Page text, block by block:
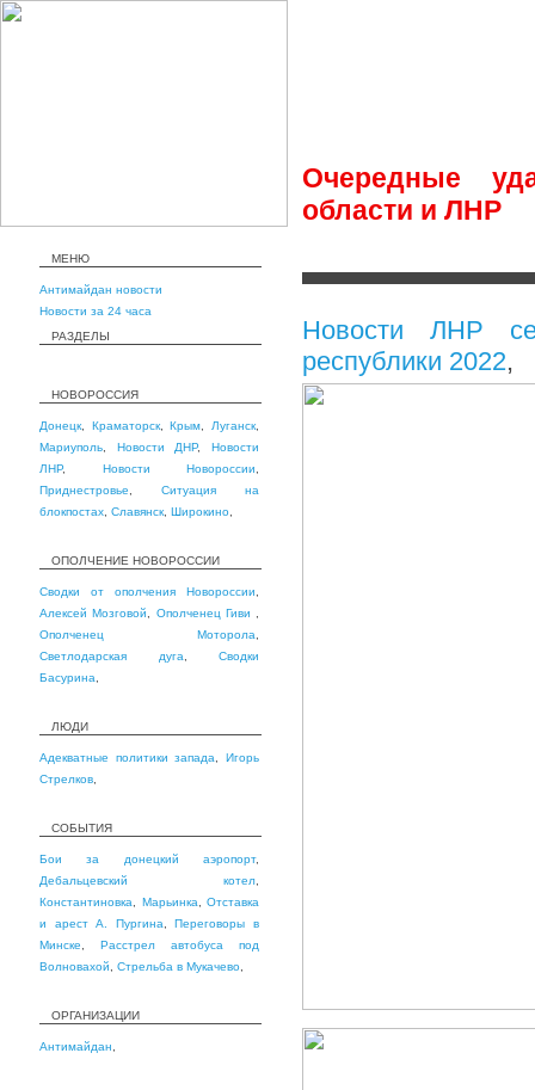
Очередные
области и ЛНР
МЕНЮ
Антимайдан новости
Новости за 24 часа
РАЗДЕЛЫ
НОВОРОССИЯ
Донецк Краматорск,Крым Луганск
Мариуполь
Новости ДНР,Новости
ЛНР, Новости Новороссии
Приднестровье
Ситуация на
блокпостах Славянск Широкино
ОПОЛЧЕНИЕ НОВОРОССИИ
Сводки от ополчения Новороссии
Алексей Мозговой
Ополченец Гиви
Ополченец Моторола
Светлодарская дуга
Сводки
Басурина
ЛЮДИ
Адекватные политики запада ,Игорь
Стрелков
СОБЫТИЯ
Бои за донецкий аэропорт,
Дебальцевский котел
Константиновка
Марьинка
Отставка
и арест А. Пургина ,Переговоры в
Минске
Расстрел автобуса под
Волновахой
Стрельба в Мукачево
ОРГАНИЗАЦИИ
Антимайдан
Новости ЛНР
республики 2022,